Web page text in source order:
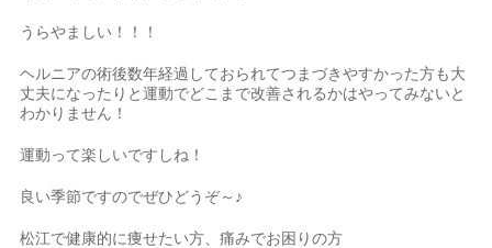
うらやましい！！！
ヘルニアの術後数年経過しておられてつまづきやすかった方も大
丈夫になったりと運動でどこまで改善されるかはやってみないと
わかりません！
運動って楽しいですしね！
良い季節ですのでぜひどうぞ～♪
松江で健康的に痩せたい方、痛みでお困りの方